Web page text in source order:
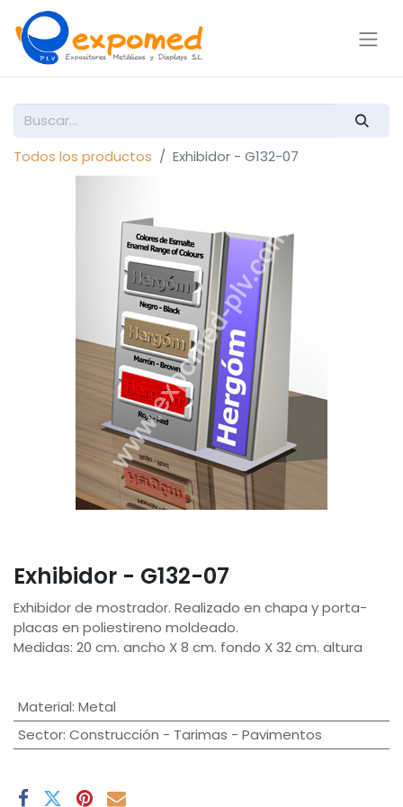
Todos los productos Exhibidor - G132-07
Exhibidor - G132-07
Exhibidor de mostrador. Realizado en chapa y porta-
placas en poliestireno moldeado.
Medidas: 20 cm. ancho X 8 cm. fondo X 32 cm. altura
Material: Metal
Sector: Construcción - Tarimas - Pavimentos